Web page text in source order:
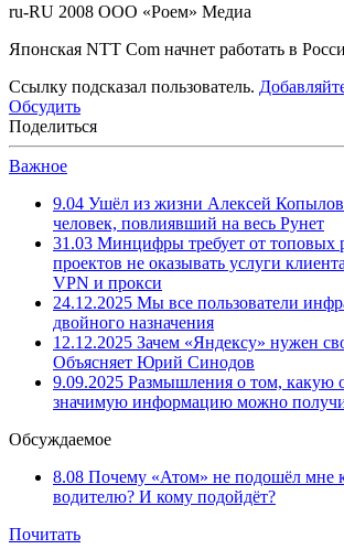
ru-RU 2008 ООО «Роем» Медиа
Японская NTT Com начнет работать в
Ссылку подсказал пользователь.
Обсудить
Поделиться
Важное
9.04 Ушёл из жизни Алексей
человек, повлиявший на весь Рунет
31.03 Минцифры требует от топовых
проектов не оказывать услуги
VPN и прокси
24.12.2025 Мы все пользователи
двойного назначения
12.12.2025 Зачем «Яндексу» нужен
Объясняет Юрий Синодов
9.09.2025 Размышления о том, какую
значимую информацию можно
Обсуждаемое
8.08 Почему «Атом» не подошёл мне
водителю? И кому подойдёт?
Почитать